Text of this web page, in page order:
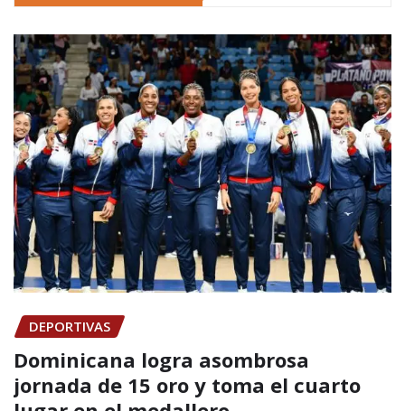
DEPORTIVAS
Dominicana logra asombrosa
jornada de 15 oro y toma el cuarto